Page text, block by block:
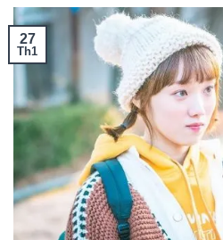
27
Th1